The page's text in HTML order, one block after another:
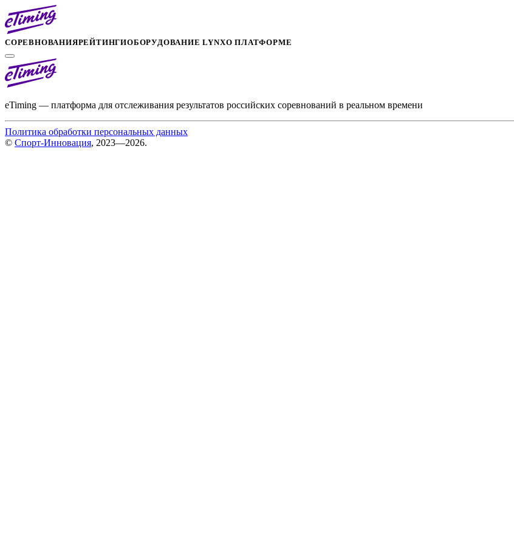
СОРЕВНОВАНИЯРЕЙТИНГИОБОРУДОВАНИЕ LYNXО ПЛАТФОРМЕ
eTiming — платформа для отслеживания результатов российских соревнований в реальном времени
Политика обработки персональных данных
© Спорт-Инновация, 2023—2026.